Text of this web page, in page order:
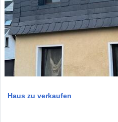
Haus zu verkaufen